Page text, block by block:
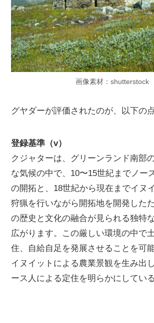
画像素材：shutterstock
グヤダーが評価されたのが、以下の点
登録基準（v）
クジャターは、グリーンランド南部
な気候の中で、10〜15世紀までノー
の開拓と、18世紀から現在までイヌ
狩猟を行いながら開拓地を開発した
の歴史と文化の融合が見られる独特
広がります。この厳しい環境の中で
住、自給自足を発展させることを可
イヌイットによる農業景観を生み出
ース人による定住を明らかにしてい